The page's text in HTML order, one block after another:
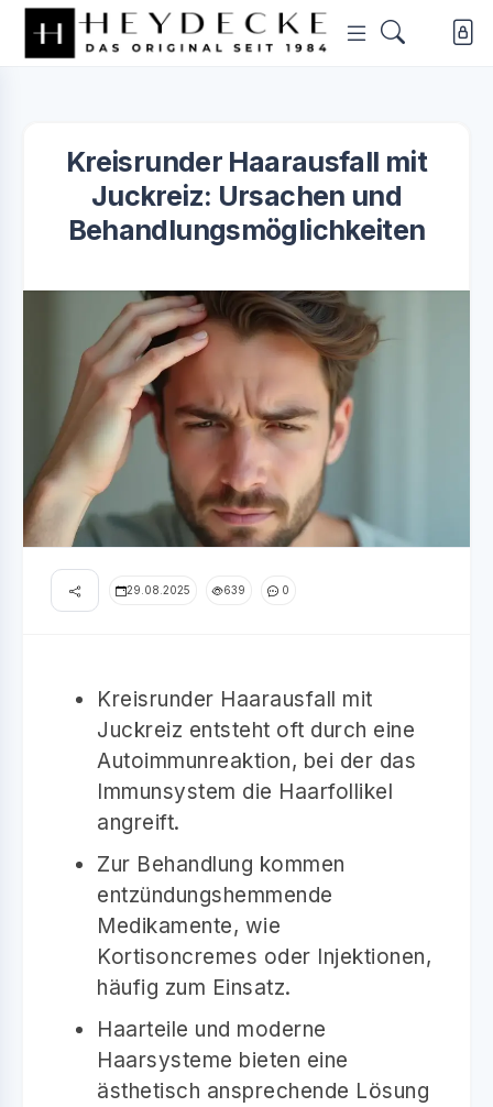
Kreisrunder Haarausfall mit
Juckreiz: Ursachen und
Behandlungsmöglichkeiten
29.08.2025 639 0
Kreisrunder Haarausfall mit
Juckreiz entsteht oft durch eine
Autoimmunreaktion, bei der das
Immunsystem die Haarfollikel
angreift.
Zur Behandlung kommen
entzündungshemmende
Medikamente, wie
Kortisoncremes oder Injektionen,
häufig zum Einsatz.
Haarteile und moderne
Haarsysteme bieten eine
ästhetisch ansprechende Lösung